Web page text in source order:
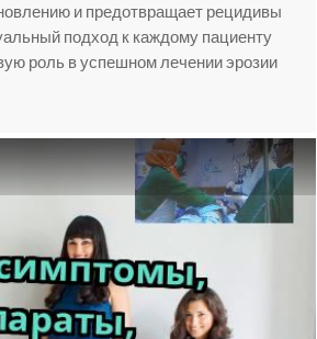
и предотвращает рецидивы
подход к каждому пациенту
роль в успешном лечении эрозии